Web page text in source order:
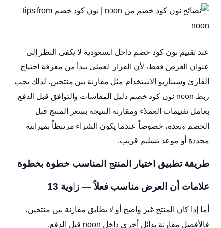
عند تقييم نون كود خصم داخل السعودية لا يكفى النظر إلى
عنوان العرض فقط، لأن القرار العملى يبدأ من معرفة احتياج
القارئ وسيناريو الاستخدام مثل مقارنة بين منتجين. لذلك يجب
ربط noon نون كود خصم دليل المقاسات والتوافق قبل الدفع
بعامل تقييمات العملاء ومقارنة النتيجة بسعر المنتج قبل
الخصم وبعده، خصوصاً عندما يكون الشراء مرتبطاً بميزانية
محددة أو موعد تسليم قريب.
طريقة تطبيق اختيار المنتج المناسب خطوة بخطوة
علامات أن العرض مناسب فعلاً — زاوية 13
أما إذا كان المنتج غير واضح أو لا يطابق مقارنة بين منتجين،
فالأفضل مقارنة بدائل أخرى داخل noon قبل الدفع.